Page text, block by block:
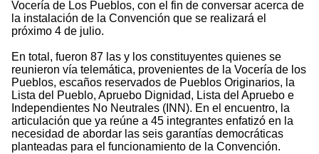
Vocería de Los Pueblos, con el fin de conversar acerca de
la instalación de la Convención que se realizará el
próximo 4 de julio.
En total, fueron 87 las y los constituyentes quienes se
reunieron vía telemática, provenientes de la Vocería de los
Pueblos, escaños reservados de Pueblos Originarios, la
Lista del Pueblo, Apruebo Dignidad, Lista del Apruebo e
Independientes No Neutrales (INN). En el encuentro, la
articulación que ya reúne a 45 integrantes enfatizó en la
necesidad de abordar las seis garantías democráticas
planteadas para el funcionamiento de la Convención.